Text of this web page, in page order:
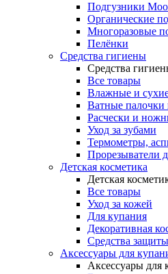
Подгузники
Органические
Многоразовые
Пелёнки
Средства гигиены
Средства
Все товары
Влажные и
Ватные палочки
Расчески и
Уход за зубами
Термометры,
Прорезыватели
Детская косметика
Детская
Все товары
Уход за кожей
Для купания
Декоративная
Средства
Аксессуары для
Аксессуары для